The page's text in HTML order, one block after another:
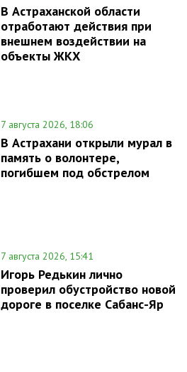
В Астраханской области
отработают действия при
внешнем воздействии на
объекты ЖКХ
7 августа 2026, 18:06
В Астрахани открыли мурал в
память о волонтере,
погибшем под обстрелом
7 августа 2026, 15:41
Игорь Редькин лично
проверил обустройство новой
дороге в поселке Сабанс-Яр